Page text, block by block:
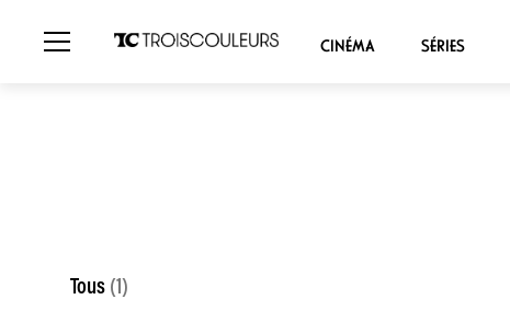
CINÉMA SÉRIES
Tous (1)